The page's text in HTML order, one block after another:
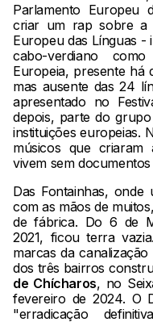
Parlamento Europeu
criar um rap sobre a
Europeu das Línguas -
cabo-verdiano
Europeia, presente há
mas ausente das 24
apresentado no
depois, parte do
instituições europeias.
músicos que
vivem sem
Das Fontainhas, onde
com as mãos de
de fábrica. Do 6 de
2021, ficou terra
marcas da
dos três bairros
de Chícharos, no
fevereiro de 2024. O
"erradicação